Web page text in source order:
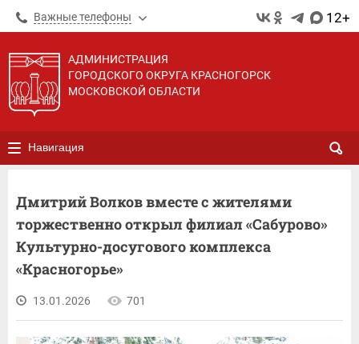
Важные телефоны 12+
АДМИНИСТРАЦИЯ
ГОРОДСКОГО ОКРУГА КРАСНОГОРСК
МОСКОВСКОЙ ОБЛАСТИ
Навигация
Дмитрий Волков вместе с жителями
торжественно открыл филиал «Сабурово»
Культурно-досугового комплекса
«Красногорье»
13.01.2026 701